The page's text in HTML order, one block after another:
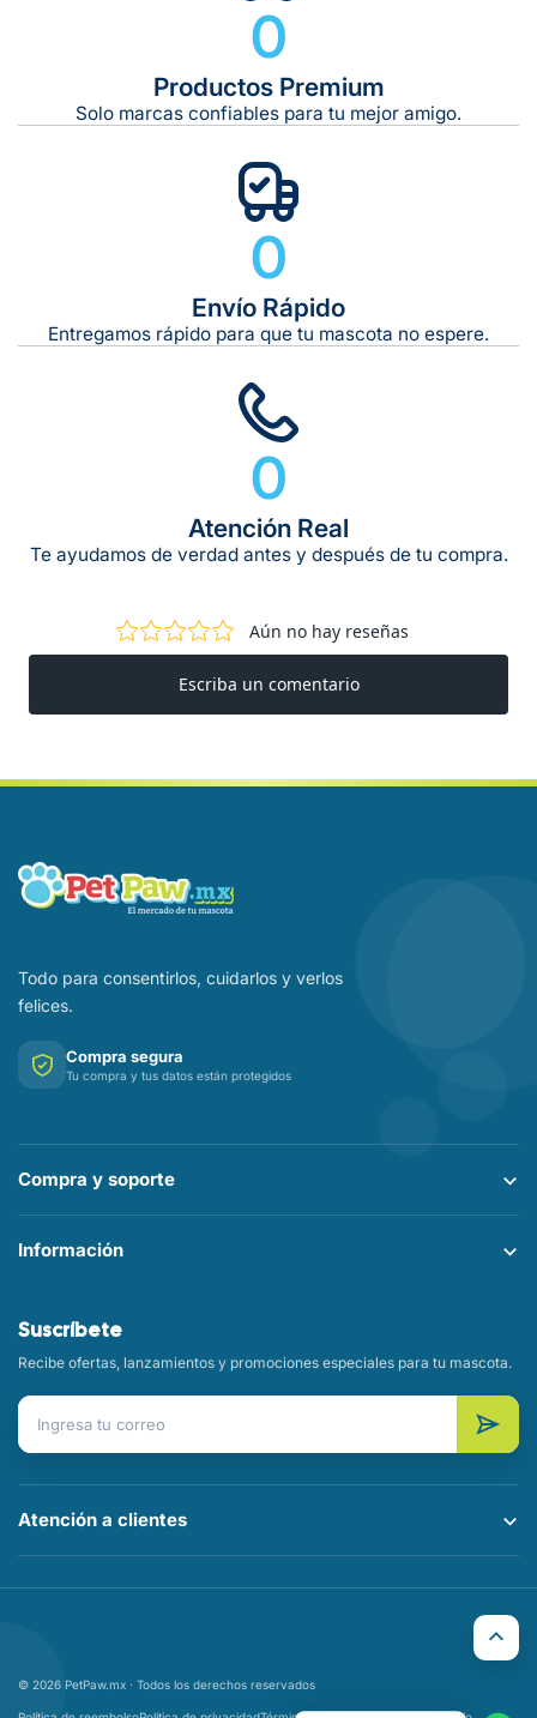
0
Productos Premium
Solo marcas confiables para tu mejor amigo.
0
Envío Rápido
Entregamos rápido para que tu mascota no espere.
0
Atención Real
Te ayudamos de verdad antes y después de tu compra.
Todo para consentirlos, cuidarlos y verlos
felices.
Compra segura
Tu compra y tus datos están protegidos
Compra y soporte
Información
Suscríbete
Recibe ofertas, lanzamientos y promociones especiales para tu mascota.
Correo electrónico
Atención a clientes
© 2026 PetPaw.mx · Todos los derechos reservados